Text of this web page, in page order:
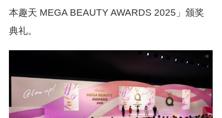
本趣天 MEGA BEAUTY AWARDS 2025」颁奖
典礼。